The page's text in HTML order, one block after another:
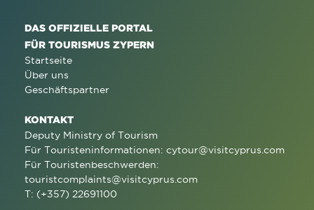
DAS OFFIZIELLE PORTAL
FÜR TOURISMUS ZYPERN
Startseite
Über uns
Geschäftspartner
KONTAKT
Deputy Ministry of Tourism
Für Touristeninformationen: cytour@visitcyprus.com
Für Touristenbeschwerden:
touristcomplaints@visitcyprus.com
T: (+357) 22691100